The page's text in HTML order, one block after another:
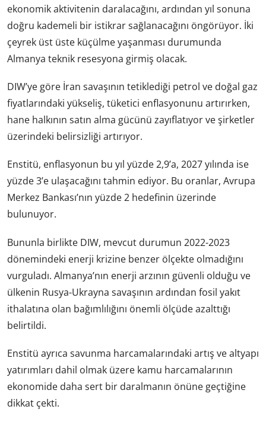
ekonomik aktivitenin daralacağını, ardından yıl sonuna
doğru kademeli bir istikrar sağlanacağını öngörüyor. İki
çeyrek üst üste küçülme yaşanması durumunda
Almanya teknik resesyona girmiş olacak.
DIW’ye göre İran savaşının tetiklediği petrol ve doğal gaz
fiyatlarındaki yükseliş, tüketici enflasyonunu artırırken,
hane halkının satın alma gücünü zayıflatıyor ve şirketler
üzerindeki belirsizliği artırıyor.
Enstitü, enflasyonun bu yıl yüzde 2,9’a, 2027 yılında ise
yüzde 3’e ulaşacağını tahmin ediyor. Bu oranlar, Avrupa
Merkez Bankası’nın yüzde 2 hedefinin üzerinde
bulunuyor.
Bununla birlikte DIW, mevcut durumun 2022-2023
dönemindeki enerji krizine benzer ölçekte olmadığını
vurguladı. Almanya’nın enerji arzının güvenli olduğu ve
ülkenin Rusya-Ukrayna savaşının ardından fosil yakıt
ithalatına olan bağımlılığını önemli ölçüde azalttığı
belirtildi.
Enstitü ayrıca savunma harcamalarındaki artış ve altyapı
yatırımları dahil olmak üzere kamu harcamalarının
ekonomide daha sert bir daralmanın önüne geçtiğine
dikkat çekti.